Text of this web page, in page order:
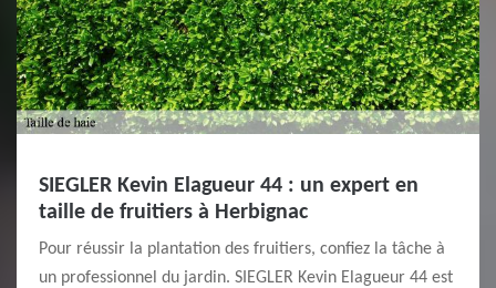
SIEGLER Kevin Elagueur 44 : un expert en
taille de fruitiers à Herbignac
Pour réussir la plantation des fruitiers, confiez la tâche à
un professionnel du jardin. SIEGLER Kevin Elagueur 44 est